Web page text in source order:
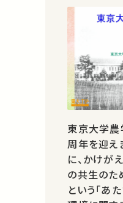
東京大学
周年を迎え
に、かけが
の共生のた
という「あ